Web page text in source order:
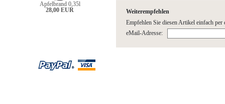
Apfelbrand 0,35l
28,00 EUR
Weiterempfehlen
Empfehlen Sie diesen Artikel einfach per
eMail-Adresse: